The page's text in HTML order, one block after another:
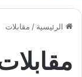
الرئيسية / مقابلات